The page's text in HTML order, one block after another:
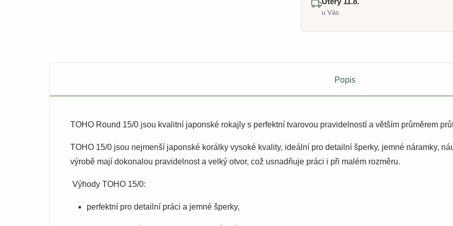
u Vás
Popis
TOHO Round 15/0 jsou kvalitní japonské rokajly s perfektní tvarovou pravidelností a větším průměrem
TOHO 15/0 jsou nejmenší japonské korálky vysoké kvality, ideální pro detailní šperky, jemné náramky,
výrobě mají dokonalou pravidelnost a velký otvor, což usnadňuje práci i při malém rozměru.
Výhody TOHO 15/0:
perfektní pro detailní práci a jemné šperky,